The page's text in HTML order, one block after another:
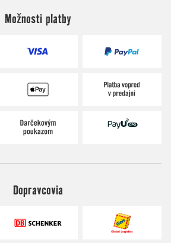
Možnosti platby
Dopravcovia